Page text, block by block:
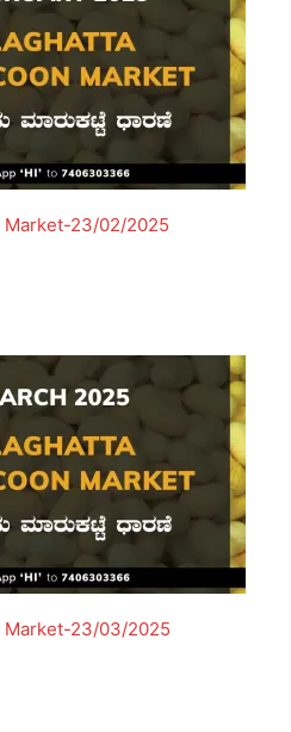
Market-23/02/2025
Market-23/03/2025